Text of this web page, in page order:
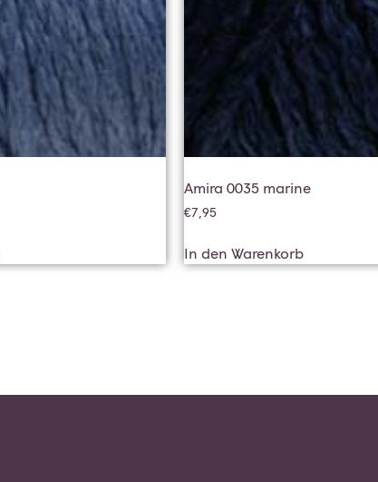
Amira 0035 marine
€7,95
In den Warenkorb